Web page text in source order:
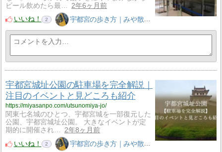
ビール飲めたら最…
2年6ヶ月前
いいね！
2 宇都宮の歩き方｜みや散歩
宇都宮城址公園の駐車場を完全解説｜
注目のイベントと見どころも紹介
https://miyasanpo.com/utsunomiya-jo/
関東七名城のひとつ、宇都宮城を一部復元した
公園、宇都宮城址公園。 大きなイベントが定
期的に開催され…
2年8ヶ月前
いいね！
2 宇都宮の歩き方｜みや散歩